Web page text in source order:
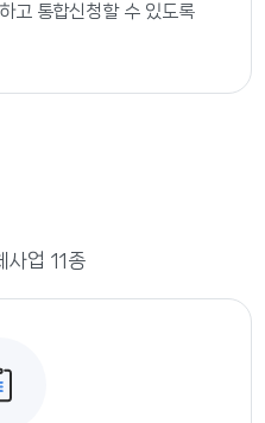
고 통합신청할 수 있도록
사업 11종